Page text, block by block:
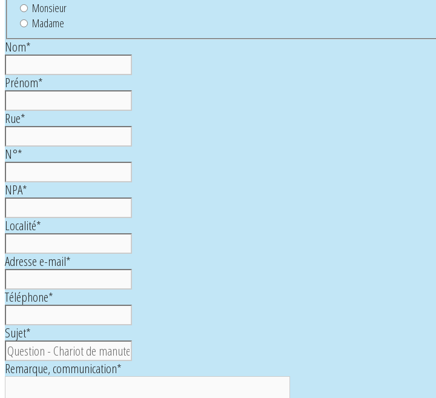
Monsieur
Madame
Nom*
Prénom*
Rue*
N°*
NPA*
Localité*
Adresse e-mail*
Téléphone*
Sujet*
Remarque, communication*